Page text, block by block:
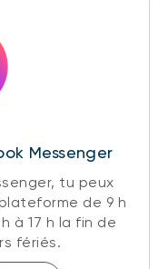
Messenger
tu peux
de 9 h
à 17 h la fin de
fériés.